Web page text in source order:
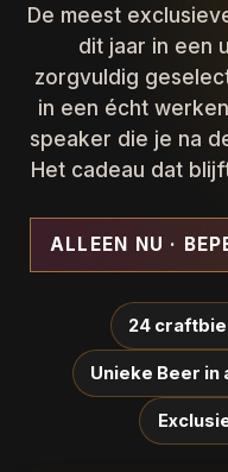
De meest
dit jaar in een
zorgvuldig
in een écht
speaker die je na
Het cadeau dat
ALLEEN NU ·
24
Unieke Beer in